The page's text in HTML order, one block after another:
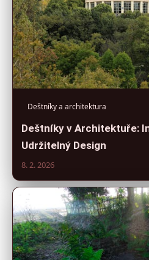
Deštníky a architektura
Deštníky v Architektuře:
Udržitelný Design
8. 2. 2026